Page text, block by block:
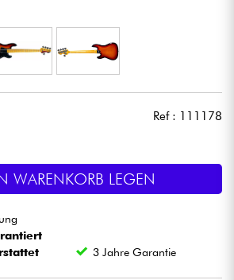
Ref : 111178
WARENKORB LEGEN
3 Jahre Garantie